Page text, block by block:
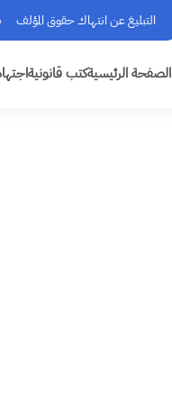
التبليغ عن انتهاك حقوق المؤلف
الصفحة الرئيسيةكتب قانونية